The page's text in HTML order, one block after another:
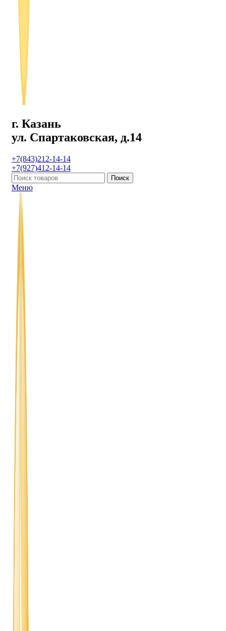
г. Казань
ул. Спартаковская, д.14
+7(843)212-14-14
+7(927)412-14-14
Поиск
Меню